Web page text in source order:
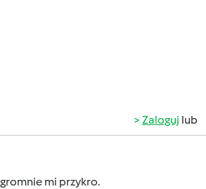
Zaloguj lub
mi przykro.